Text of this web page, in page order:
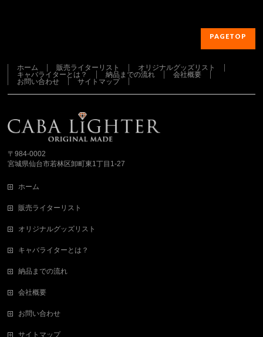
PAGETOP
ホーム 販売ライターリスト
オリジナルグッズリスト
キャバライターとは？
納品までの流れ
会社概要
お問い合わせ
サイトマップ
〒984-0002
宮城県仙台市若林区卸町東1丁目1-27
ホーム
販売ライターリスト
オリジナルグッズリスト
キャバライターとは？
納品までの流れ
会社概要
お問い合わせ
サイトマップ